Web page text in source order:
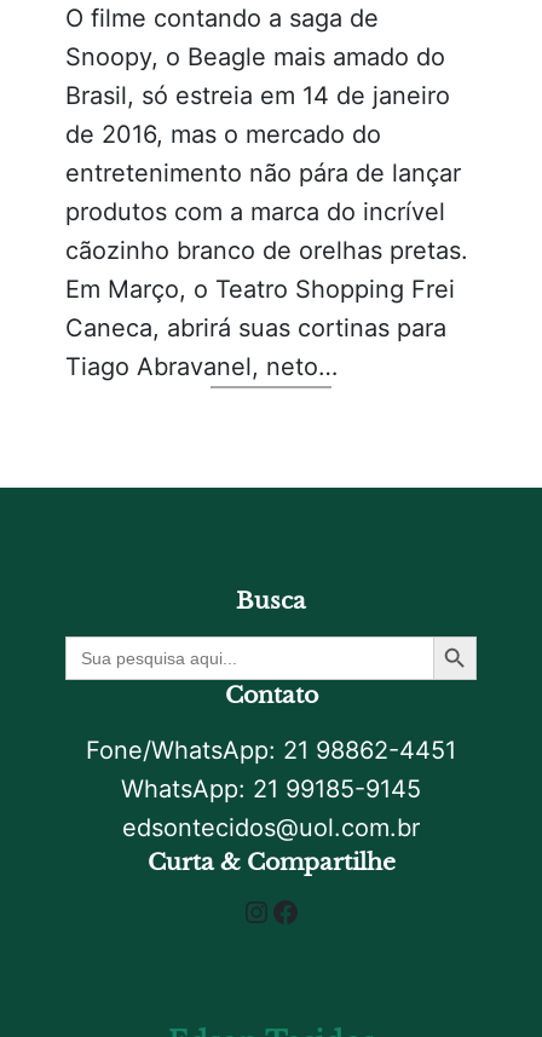
O filme contando a saga de
Snoopy, o Beagle mais amado do
Brasil, só estreia em 14 de janeiro
de 2016, mas o mercado do
entretenimento não pára de lançar
produtos com a marca do incrível
cãozinho branco de orelhas pretas.
Em Março, o Teatro Shopping Frei
Caneca, abrirá suas cortinas para
Tiago Abravanel, neto…
Busca
Procurar
por:
Botão De Pesquisa
Contato
Fone/WhatsApp: 21 98862-4451
WhatsApp: 21 99185-9145
edsontecidos@uol.com.br
Curta & Compartilhe
Instagram Facebook